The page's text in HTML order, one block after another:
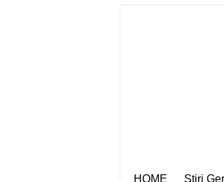
HOME Știri